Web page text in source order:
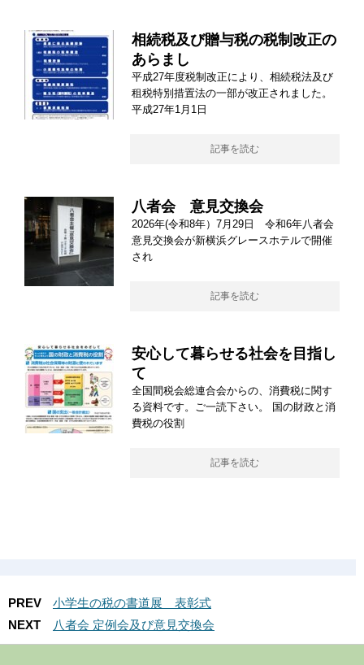
相続税及び贈与税の税制改正の
あらまし
平成27年度税制改正により、相続税法及び
租税特別措置法の一部が改正されました。
平成27年1月1日
記事を読む
八者会 意見交換会
2026年(令和8年）7月29日 令和6年八者会
意見交換会が新横浜グレースホテルで開催
され
記事を読む
安心して暮らせる社会を目指し
て
全国間税会総連合会からの、消費税に関す
る資料です。ご一読下さい。 国の財政と消
費税の役割
記事を読む
PREV
小学生の税の書道展 表彰式
NEXT
八者会 定例会及び意見交換会